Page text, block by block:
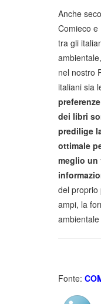
Anche
Comieco e
tra gli
nel nostro
italiani sia
dei libri
predilige
ottimale
meglio un
del proprio
ampi, la
Fonte: